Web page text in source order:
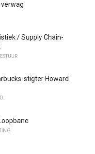
/ Supply Chain-
stigter Howard